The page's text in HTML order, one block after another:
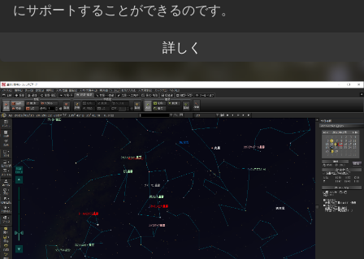
にサポートすることができるのです。
詳しく